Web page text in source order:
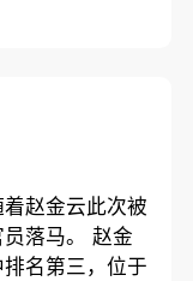
赵金云此次被
落马。 赵金
名第三，位于